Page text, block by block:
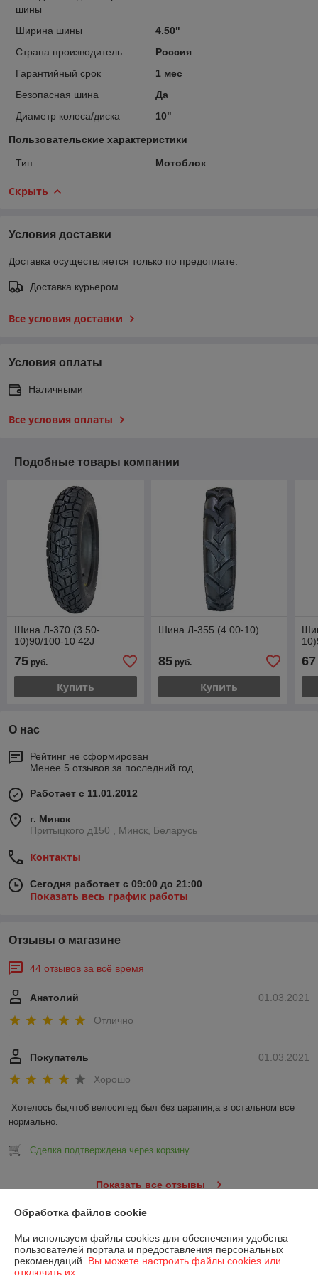
шины
Ширина шины
4.50"
Страна производитель
Россия
Гарантийный срок
1 мес
Безопасная шина
Да
Диаметр колеса/диска
10"
Пользовательские характеристики
Тип Мотоблок
Скрыть
Условия доставки
Доставка осуществляется только по предоплате.
Доставка курьером
Все условия доставки
Условия оплаты
Наличными
Все условия оплаты
Подобные товары компании
Шина Л-370 (3.50-
10)90/100-10 42J
75 руб.
Купить
Шина Л-355 (4.00-10)
85руб.
Купить
67
О нас
Рейтинг не сформирован
Менее 5 отзывов за последний год
Работает с 11.01.2012
г. Минск
Притыцкого д150 , Минск, Беларусь
Контакты
Сегодня работает с 09:00 до 21:00
Показать весь график работы
Отзывы о магазине
44 отзывов за всё время
01.03.2021
Анатолий
Отлично
01.03.2021
Покупатель
Хорошо
Хотелось бы,чтоб велосипед был без царапин,а в остальном все
нормально.
Сделка подтверждена через корзину
Показать все отзывы
О нас
Контакты
Обработка файлов cookie
Мы используем файлы cookies для обеспечения удобства
пользователей портала и предоставления персональных
рекомендаций. Вы можете настроить файлы cookies или
отключить их.